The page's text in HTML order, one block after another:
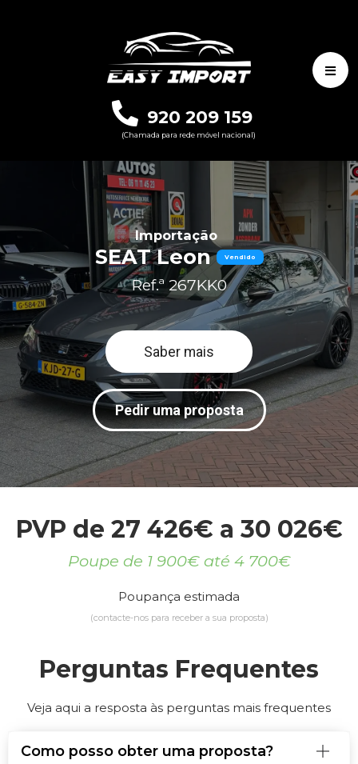
920 209 159
(Chamada para rede móvel nacional)
Importação
SEAT Leon Vendido
Ref.ª 267KK0
Saber mais
Pedir uma proposta
PVP de 27 426€ a 30 026€
Poupe de 1 900€ até 4 700€
Poupança estimada
(contacte-nos para receber a sua proposta)
Perguntas Frequentes
Veja aqui a resposta às perguntas mais frequentes
Como posso obter uma proposta?